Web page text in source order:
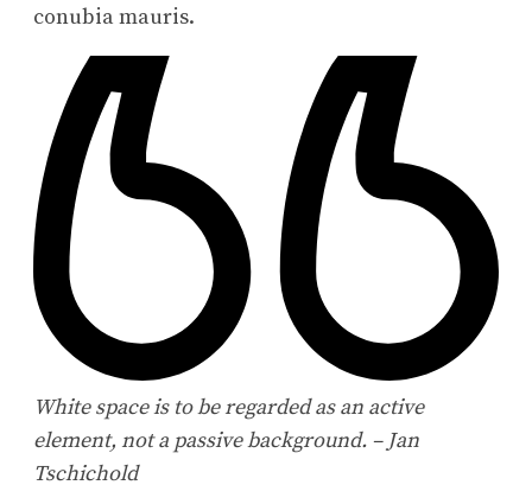
conubia mauris.
White space is to be regarded as an active
element, not a passive background. – Jan
Tschichold